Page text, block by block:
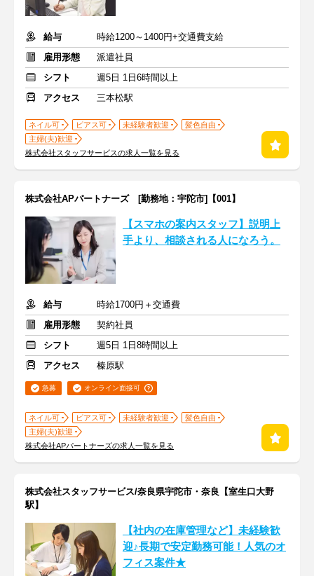
給与
時給1200～1400円+交通費支給
雇用形態
派遣社員
シフト
週5日 1日6時間以上
アクセス
三本松駅
ネイル可 ピアス可 未経験者歓迎
髪色自由
主婦(夫)歓迎
株式会社スタッフサービスの求人一覧を見る
株式会社APパートナーズ [勤務地：宇陀市]【001】
【スマホの案内スタッフ】説明上
手より、相談される人になろう。
給与
時給1700円＋交通費
雇用形態
契約社員
シフト
週5日 1日8時間以上
アクセス
榛原駅
急募 オンライン面接可
ネイル可 ピアス可 未経験者歓迎
髪色自由
主婦(夫)歓迎
株式会社APパートナーズの求人一覧を見る
株式会社スタッフサービス/奈良県宇陀市・奈良【室生口大野
駅】
【社内の在庫管理など】未経験歓
迎♪長期で安定勤務可能！人気のオ
フィス案件★